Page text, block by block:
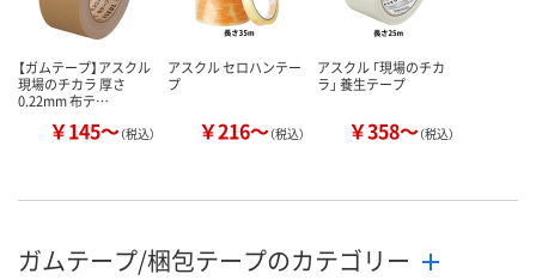
【ガムテープ】アスクル
現場のチカラ 厚さ
0.22mm 布テ…
￥145～（税込）
アスクル セロハンテー
プ
￥216～（税込）
アスクル 「現場のチカ
ラ」 養生テープ
￥358～（税込）
ガムテープ/梱包テープのカテゴリー